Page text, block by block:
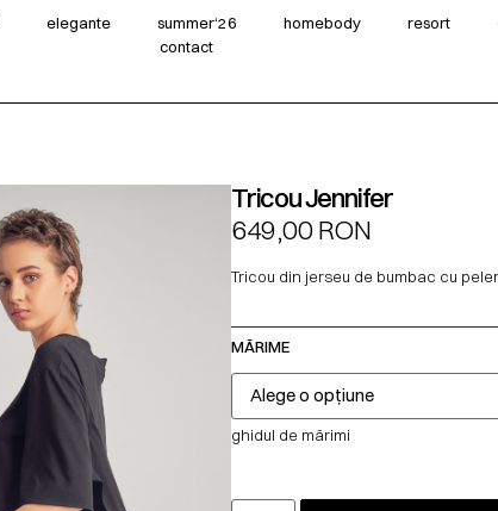
elegante summer‘26 homebody resort
contact
Tricou Jennifer
649,00RON
Tricou din jerseu de bumbac cu
MĂRIME
ghidul de mărimi